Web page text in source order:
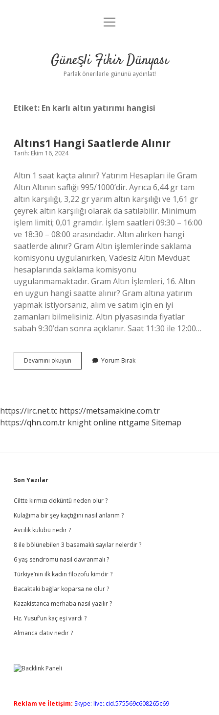
Anasayfa
Yasal Uyarı
menüyü
Güneşli Fikir Dünyası
Parlak önerilerle gününü aydınlat!
Etiket: En karlı altın yatırımı hangisi
Altıns1 Hangi Saatlerde Alınır
Tarih: Ekim 16, 2024
Altın 1 saat kaçta alınır? Yatırım Hesapları ile Gram
Altın Altının saflığı 995/1000’dir. Ayrıca 6,44 gr tam
altın karşılığı, 3,22 gr yarım altın karşılığı ve 1,61 gr
çeyrek altın karşılığı olarak da satılabilir. Minimum
işlem limiti; 0,01 gramdır. İşlem saatleri 09:30 – 16:00
ve 18:30 – 08:00 arasındadır. Altın alırken hangi
saatlerde alınır? Gram Altın işlemlerinde saklama
komisyonu uygulanırken, Vadesiz Altın Mevduat
hesaplarında saklama komisyonu
uygulanmamaktadır. Gram Altın İşlemleri, 16. Altın
en uygun hangi saatte alınır? Gram altına yatırım
yapmak istiyorsanız, alım ve satım için en iyi
zamanları bilmelisiniz. Altın piyasasında fiyatlar
sabah 9:30’dan sonra açıklanır. Saat 11:30 ile 12:00…
Devamını okuyun
Hangi
Yorum Bırak
https://irc.net.tc https://metsamakine.com.tr
https://qhn.com.tr knight online nttgame Sitemap
Sidebar
Son Yazılar
Ciltte kırmızı döküntü neden olur ?
Kulağıma bir şey kaçtığını nasıl anlarım ?
Avcılık kulübü nedir ?
8 ile bölünebilen 3 basamaklı sayılar nelerdir ?
6 yaş sendromu nasıl davranmalı ?
Türkiye’nin ilk kadın filozofu kimdir ?
Bacaktaki bağlar koparsa ne olur ?
Kazakistanca merhaba nasıl yazılır ?
Hz. Yusuf’un kaç eşi vardı ?
Almanca dativ nedir ?
Reklam ve İletişim: Skype: live:.cid.575569c608265c69